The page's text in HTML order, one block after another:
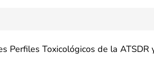
Perfiles Toxicológicos de la ATSDR